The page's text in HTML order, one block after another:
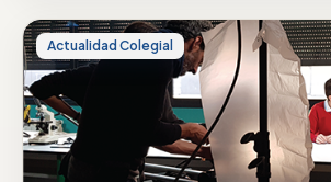
Actualidad Colegial